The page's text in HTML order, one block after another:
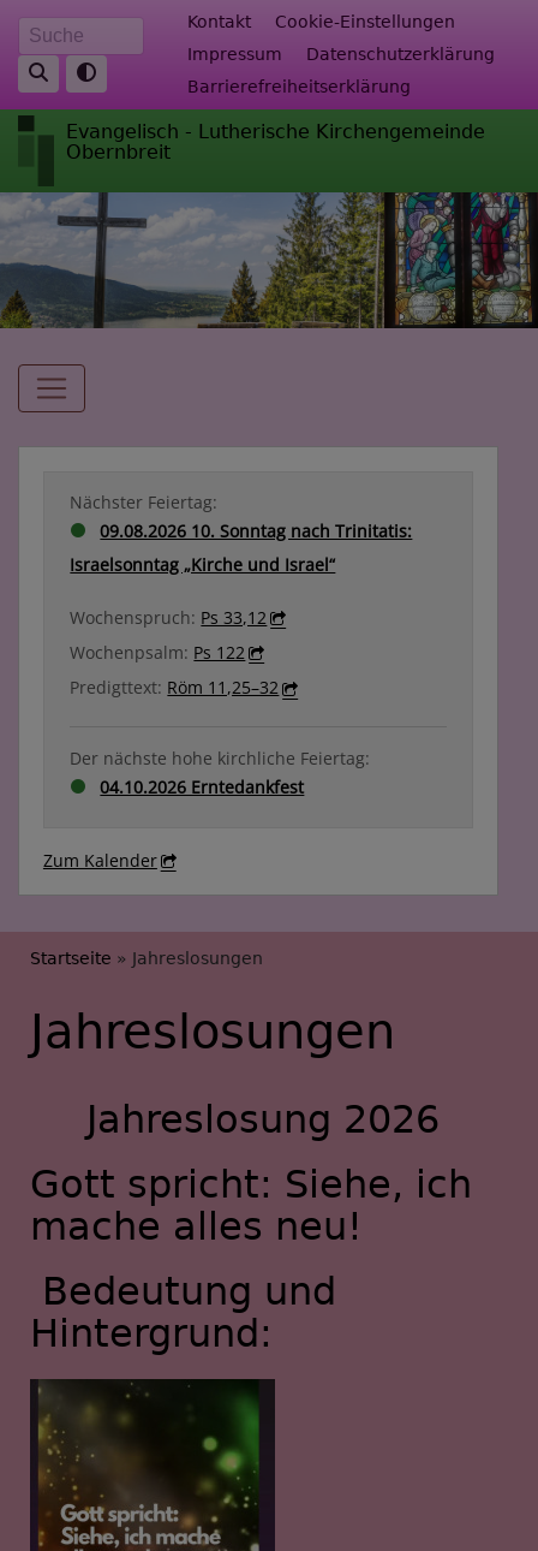
Direkt
zum
Inhalt
Suche Fußbereichsmenü
Kontakt
Cookie-Einstellungen
Impressum
Datenschutzerklärung
Barrierefreiheitserklärung
Evangelisch - Lutherische Kirchengemeinde
Obernbreit
Hauptnavigation
Nächster Feiertag:
09.08.2026 10. Sonntag nach Trinitatis:
Israelsonntag „Kirche und Israel“
Wochenspruch: Ps 33,12
Wochenpsalm: Ps 122
Predigttext: Röm 11,25–32
Der nächste hohe kirchliche Feiertag:
04.10.2026 Erntedankfest
Zum Kalender
Breadcrumb
Startseite Jahreslosungen
Jahreslosungen
Jahreslosung 2026
Gott spricht: Siehe, ich
mache alles neu!
Bedeutung und
Hintergrund: